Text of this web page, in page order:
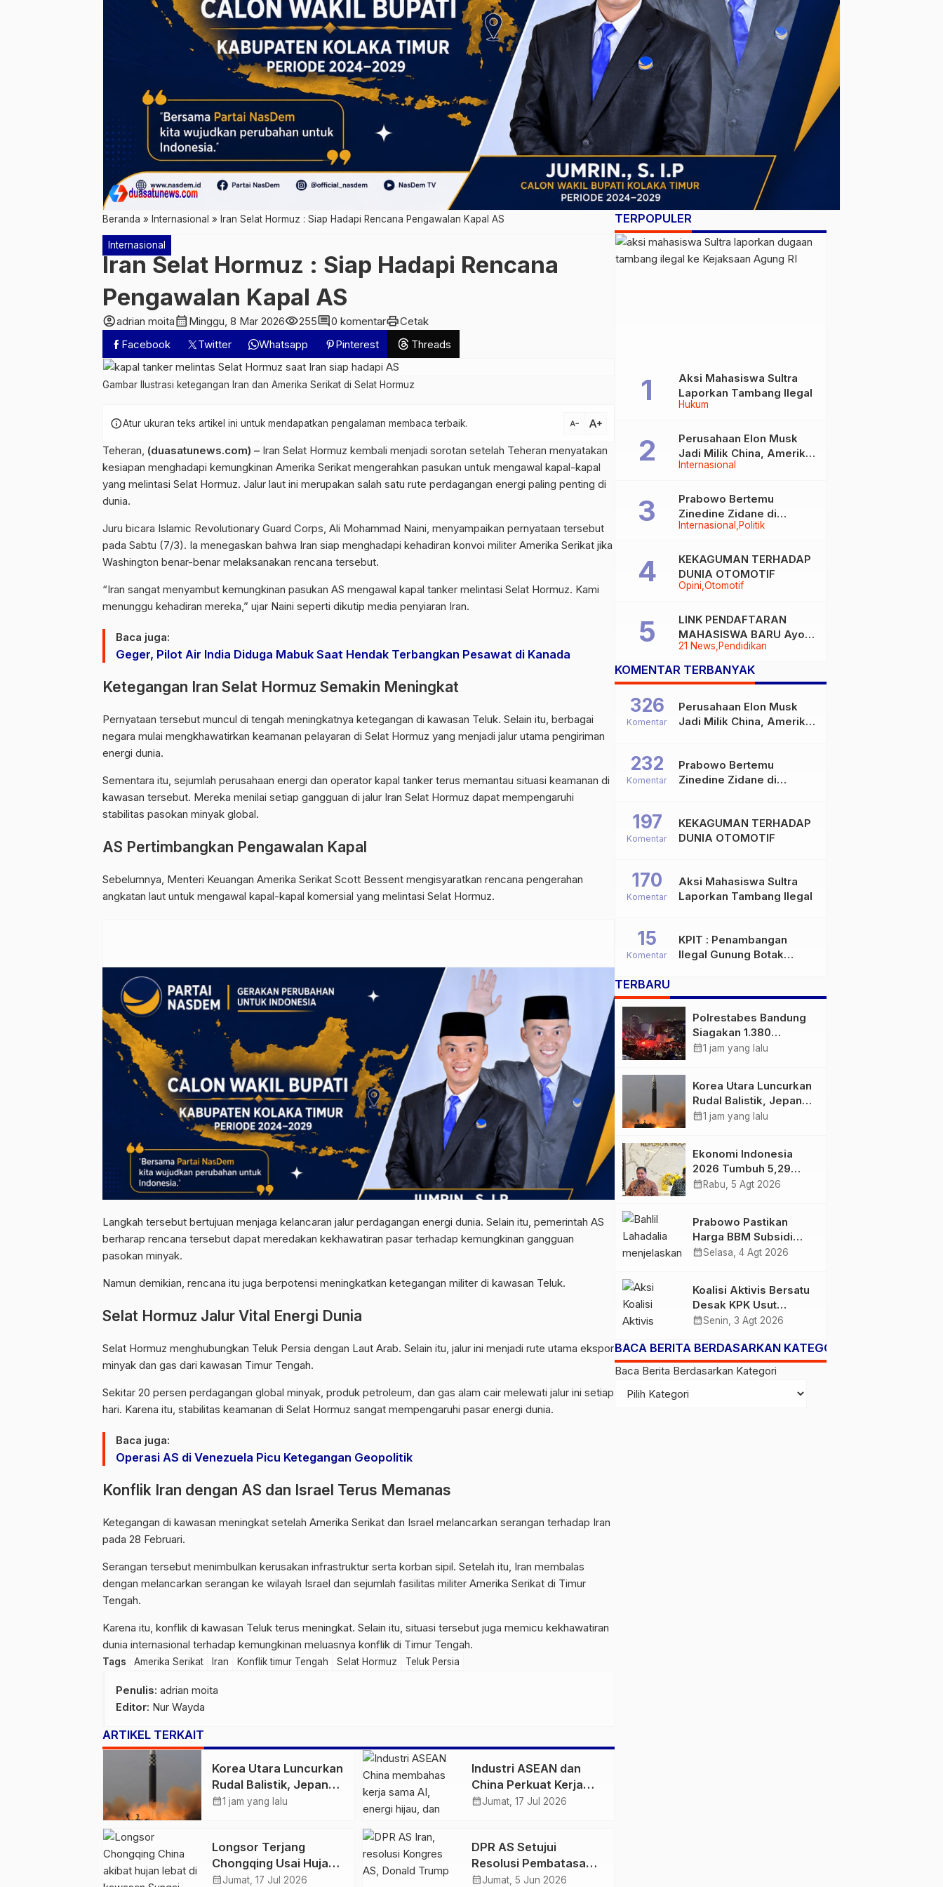
Beranda » Internasional » Iran Selat Hormuz : Siap Hadapi Rencana Pengawalan Kapal AS
Internasional
Iran Selat Hormuz : Siap Hadapi Rencana
Pengawalan Kapal AS
account_circleadrian moitacalendar_month Minggu, 8 Mar 2026visibility255comment0 komentarprintCetak
Facebook
Twitter Whatsapp Pinterest Threads
Gambar Ilustrasi ketegangan Iran dan Amerika Serikat di Selat Hormuz
infoAtur ukuran teks artikel ini untuk mendapatkan pengalaman membaca terbaik. text_decrease text_increase
Teheran, (duasatunews.com) – Iran Selat Hormuz kembali menjadi sorotan setelah Teheran menyatakan
kesiapan menghadapi kemungkinan Amerika Serikat mengerahkan pasukan untuk mengawal kapal-kapal
yang melintasi Selat Hormuz. Jalur laut ini merupakan salah satu rute perdagangan energi paling penting di
dunia.
Juru bicara Islamic Revolutionary Guard Corps, Ali Mohammad Naini, menyampaikan pernyataan tersebut
pada Sabtu (7/3). Ia menegaskan bahwa Iran siap menghadapi kehadiran konvoi militer Amerika Serikat jika
Washington benar-benar melaksanakan rencana tersebut.
“Iran sangat menyambut kemungkinan pasukan AS mengawal kapal tanker melintasi Selat Hormuz. Kami
menunggu kehadiran mereka,” ujar Naini seperti dikutip media penyiaran Iran.
Baca juga:
Geger, Pilot Air India Diduga Mabuk Saat Hendak Terbangkan Pesawat di Kanada
Ketegangan Iran Selat Hormuz Semakin Meningkat
Pernyataan tersebut muncul di tengah meningkatnya ketegangan di kawasan Teluk. Selain itu, berbagai
negara mulai mengkhawatirkan keamanan pelayaran di Selat Hormuz yang menjadi jalur utama pengiriman
energi dunia.
Sementara itu, sejumlah perusahaan energi dan operator kapal tanker terus memantau situasi keamanan di
kawasan tersebut. Mereka menilai setiap gangguan di jalur Iran Selat Hormuz dapat mempengaruhi
stabilitas pasokan minyak global.
AS Pertimbangkan Pengawalan Kapal
Sebelumnya, Menteri Keuangan Amerika Serikat Scott Bessent mengisyaratkan rencana pengerahan
angkatan laut untuk mengawal kapal-kapal komersial yang melintasi Selat Hormuz.
Langkah tersebut bertujuan menjaga kelancaran jalur perdagangan energi dunia. Selain itu, pemerintah AS
berharap rencana tersebut dapat meredakan kekhawatiran pasar terhadap kemungkinan gangguan
pasokan minyak.
Namun demikian, rencana itu juga berpotensi meningkatkan ketegangan militer di kawasan Teluk.
Selat Hormuz Jalur Vital Energi Dunia
Selat Hormuz menghubungkan Teluk Persia dengan Laut Arab. Selain itu, jalur ini menjadi rute utama ekspor
minyak dan gas dari kawasan Timur Tengah.
Sekitar 20 persen perdagangan global minyak, produk petroleum, dan gas alam cair melewati jalur ini setiap
hari. Karena itu, stabilitas keamanan di Selat Hormuz sangat mempengaruhi pasar energi dunia.
Baca juga:
Operasi AS di Venezuela Picu Ketegangan Geopolitik
Konflik Iran dengan AS dan Israel Terus Memanas
Ketegangan di kawasan meningkat setelah Amerika Serikat dan Israel melancarkan serangan terhadap Iran
pada 28 Februari.
Serangan tersebut menimbulkan kerusakan infrastruktur serta korban sipil. Setelah itu, Iran membalas
dengan melancarkan serangan ke wilayah Israel dan sejumlah fasilitas militer Amerika Serikat di Timur
Tengah.
Karena itu, konflik di kawasan Teluk terus meningkat. Selain itu, situasi tersebut juga memicu kekhawatiran
dunia internasional terhadap kemungkinan meluasnya konflik di Timur Tengah.
Tags Amerika Serikat Iran Konflik timur Tengah Selat Hormuz Teluk Persia
Penulis: adrian moita
Editor: Nur Wayda
ARTIKEL TERKAIT
Korea Utara Luncurkan
Rudal Balistik, Jepang
Pastikan Wilayahnya
calendar_month1 jam yang lalu
Industri ASEAN dan
China Perkuat Kerja
Sama Bernilai Tambah,
calendar_monthJumat, 17 Jul 2026
Longsor Terjang
Chongqing Usai Hujan
Lebat, 8 Tewas dan 34
calendar_monthJumat, 17 Jul 2026
DPR AS Setujui
Resolusi Pembatasan
Aksi Militer ke Iran,
calendar_monthJumat, 5 Jun 2026
TERPOPULER
Hukum
Aksi Mahasiswa Sultra
Laporkan Tambang Ilegal
Internasional
Perusahaan Elon Musk
Jadi Milik China, Amerika
Ketar-ketir
Internasional Politik
Prabowo Bertemu
Zinedine Zidane di
Davos, Momen Hangat di
Opini Otomotif
KEKAGUMAN TERHADAP
DUNIA OTOMOTIF
21 News Pendidikan
LINK PENDAFTARAN
MAHASISWA BARU Ayoo
Buruan
KOMENTAR TERBANYAK
Perusahaan Elon Musk
Jadi Milik China, Amerika
326
Komentar
Prabowo Bertemu
Zinedine Zidane di
232
Komentar
KEKAGUMAN TERHADAP
DUNIA OTOMOTIF
197
Komentar
Aksi Mahasiswa Sultra
Laporkan Tambang Ilegal
170
Komentar
KPIT : Penambangan
Ilegal Gunung Botak
Serius terhadap Masa
Depan Pulau Buru
15
Komentar
TERBARU
Polrestabes Bandung
Siagakan 1.380
Personel Antisipasi
calendar_month1 jam yang lalu
Korea Utara Luncurkan
Rudal Balistik, Jepang
Pastikan Wilayahnya
calendar_month1 jam yang lalu
Ekonomi Indonesia
2026 Tumbuh 5,29
Persen, Airlangga
Global
calendar_month Rabu, 5 Agt 2026
Prabowo Pastikan
Harga BBM Subsidi
Tetap, BBM Non-
calendar_monthSelasa, 4 Agt 2026
Koalisi Aktivis Bersatu
Desak KPK Usut
Dugaan Kolusi Proyek
Sejumlah Pejabat dan
PT Arafah Alam
Sejahtera Diminta
calendar_monthSenin, 3 Agt 2026
BACA BERITA BERDASARKAN KATEGORI
Baca Berita Berdasarkan Kategori